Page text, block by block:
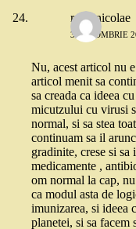
radu nicolae
3 OCTOMBRIE
Nu, acest articol nu
articol menit sa
sa creada ca ideea
micutzului cu virusi
normal, si sa stea
continuam sa il
gradinite, crese si
medicamente ,
om normal la cap,
ca modul asta de
imunizarea, si ideea
planetei, si sa facem